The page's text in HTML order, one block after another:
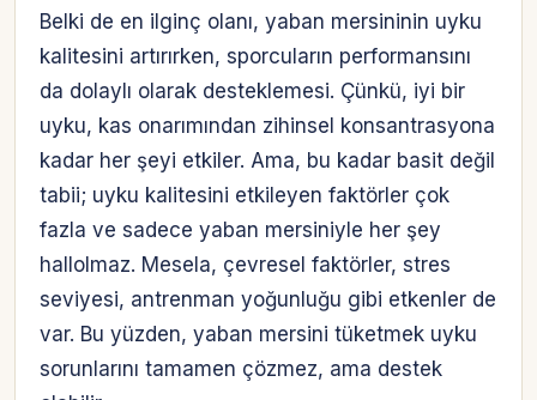
Belki de en ilginç olanı, yaban mersininin uyku
kalitesini artırırken, sporcuların performansını
da dolaylı olarak desteklemesi. Çünkü, iyi bir
uyku, kas onarımından zihinsel konsantrasyona
kadar her şeyi etkiler. Ama, bu kadar basit değil
tabii; uyku kalitesini etkileyen faktörler çok
fazla ve sadece yaban mersiniyle her şey
hallolmaz. Mesela, çevresel faktörler, stres
seviyesi, antrenman yoğunluğu gibi etkenler de
var. Bu yüzden, yaban mersini tüketmek uyku
sorunlarını tamamen çözmez, ama destek